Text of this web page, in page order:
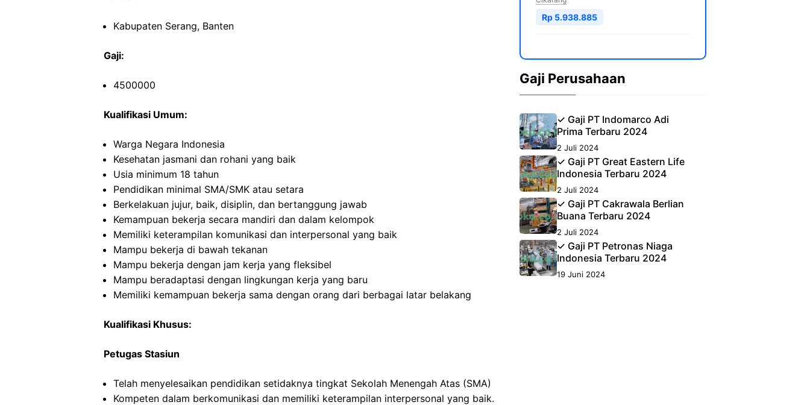
Kabupaten Serang, Banten
Gaji:
4500000
Kualifikasi Umum:
Warga Negara Indonesia
Kesehatan jasmani dan rohani yang baik
Usia minimum 18 tahun
Pendidikan minimal SMA/SMK atau setara
Berkelakuan jujur, baik, disiplin, dan bertanggung jawab
Kemampuan bekerja secara mandiri dan dalam kelompok
Memiliki keterampilan komunikasi dan interpersonal yang baik
Mampu bekerja di bawah tekanan
Mampu bekerja dengan jam kerja yang fleksibel
Mampu beradaptasi dengan lingkungan kerja yang baru
Memiliki kemampuan bekerja sama dengan orang dari berbagai latar belakang
Kualifikasi Khusus:
Petugas Stasiun
Telah menyelesaikan pendidikan setidaknya tingkat Sekolah Menengah Atas (SMA)
Kompeten dalam berkomunikasi dan memiliki keterampilan interpersonal yang baik.
Rp 5.938.885
Gaji Perusahaan
✓ Gaji PT Indomarco Adi
Prima Terbaru 2024
2 Juli 2024
✓ Gaji PT Great Eastern Life
Indonesia Terbaru 2024
2 Juli 2024
✓ Gaji PT Cakrawala Berlian
Buana Terbaru 2024
2 Juli 2024
✓ Gaji PT Petronas Niaga
Indonesia Terbaru 2024
19 Juni 2024